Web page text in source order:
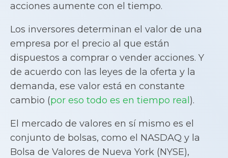
acciones aumente con el tiempo.
Los inversores determinan el valor de una
empresa por el precio al que están
dispuestos a comprar o vender acciones. Y
de acuerdo con las leyes de la oferta y la
demanda, ese valor está en constante
cambio (por eso todo es en tiempo real ).
El mercado de valores en sí mismo es el
conjunto de bolsas, como el NASDAQ y la
Bolsa de Valores de Nueva York (NYSE),